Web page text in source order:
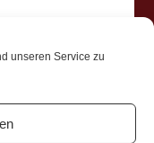
unseren Service zu
und
Köln I